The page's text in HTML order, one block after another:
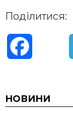
Поділитися:
c
НОВИНИ